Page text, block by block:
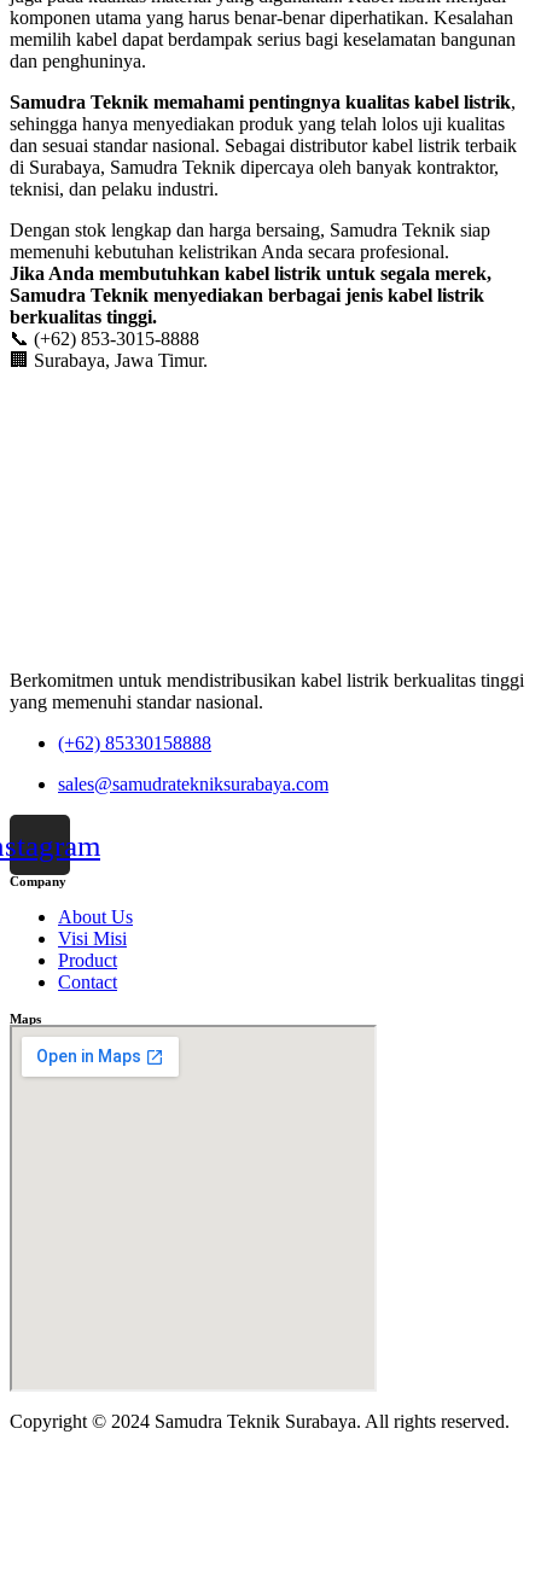
komponen utama yang harus benar-benar diperhatikan. Kesalahan
memilih kabel dapat berdampak serius bagi keselamatan bangunan
dan penghuninya.
Samudra Teknik memahami pentingnya kualitas kabel listrik,
sehingga hanya menyediakan produk yang telah lolos uji kualitas
dan sesuai standar nasional. Sebagai distributor kabel listrik terbaik
di Surabaya, Samudra Teknik dipercaya oleh banyak kontraktor,
teknisi, dan pelaku industri.
Dengan stok lengkap dan harga bersaing, Samudra Teknik siap
memenuhi kebutuhan kelistrikan Anda secara profesional.
Jika Anda membutuhkan kabel listrik untuk segala merek,
Samudra Teknik menyediakan berbagai jenis kabel listrik
berkualitas tinggi.
📞 (+62) 853-3015-8888
🏢 Surabaya, Jawa Timur.
Berkomitmen untuk mendistribusikan kabel listrik berkualitas tinggi
yang memenuhi standar nasional.
(+62) 85330158888
sales@samudratekniksurabaya.com
Company
About Us
Visi Misi
Product
Contact
Maps
Copyright © 2024 Samudra Teknik Surabaya. All rights reserved.